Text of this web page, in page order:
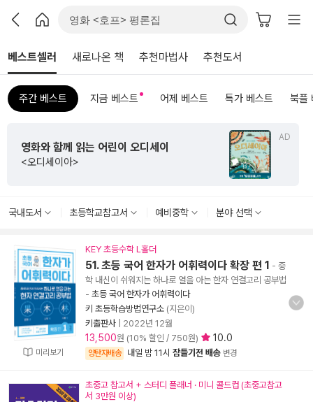
베스트셀러 새로나온 책 추천마법사 추천도서
주간 베스트 지금 베스트 어제 베스트 특가 베스트 북플
AD
영화와 함께 읽는 어린이 오디세이
<오디세이아>
국내도서 초등학교참고서 예비중학 분야 선택
미리보기
KEY 초등수학 L홀더
51. 초등 국어 한자가 어휘력이다 확장 편 1 - 중
학 내신이 쉬워지는 하나로 열을 아는 한자 연결고리 공부법
- 초등 국어 한자가 어휘력이다
키 초등학습방법연구소 (지은이)
키출판사
2022년 12월
13,500원 (10% 할인 / 750원) 10.0
양탄자배송 내일 밤 11시 잠들기전 배송 변경
초중고 참고서 + 스터디 플래너 · 미니 콜드컵 (초중고참고
서 3만원 이상)